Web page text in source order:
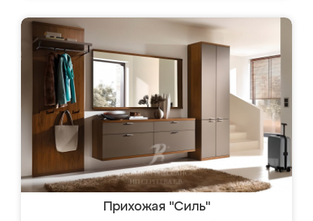
Прихожая "Силь"